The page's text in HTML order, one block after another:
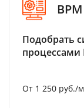
BPM
Подобрать
процессами
От 1 250 руб./